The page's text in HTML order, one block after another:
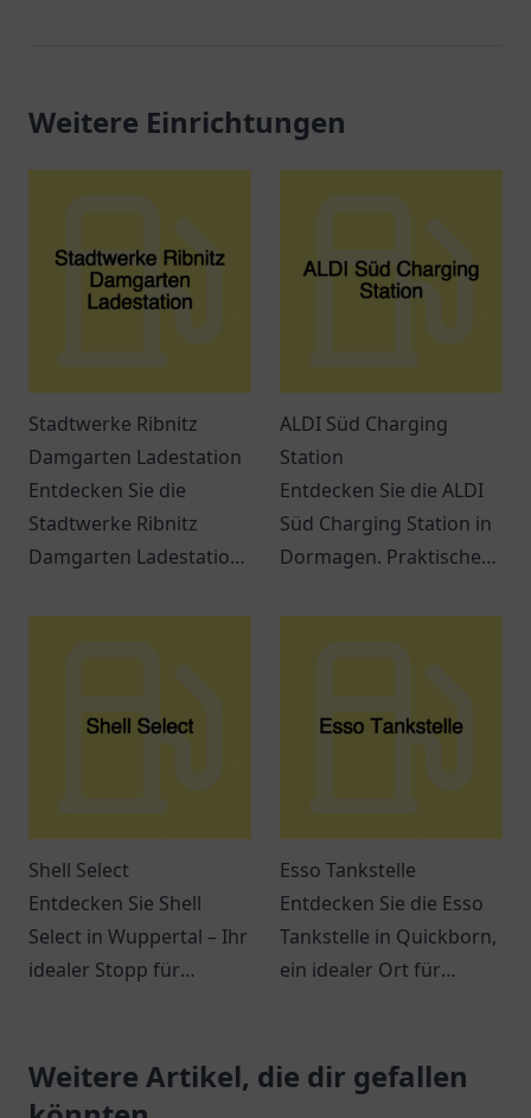
Weitere Einrichtungen
Stadtwerke Ribnitz
Damgarten Ladestation
Entdecken Sie die
Stadtwerke Ribnitz
Damgarten Ladestation
benutzerfreundliche
Ribnitz-Damgarten.
ALDI Süd Charging
Station
Entdecken Sie die ALDI
Süd Charging Station in
Dormagen. Praktische
Elektrofahrzeuge und
erwarten Sie.
Shell Select
Entdecken Sie Shell
Select in Wuppertal – Ihr
idealer Stopp für
Erkundung der
Umgebung.
Esso Tankstelle
Entdecken Sie die Esso
Tankstelle in Quickborn,
ein idealer Ort für
Freundlicher Service
erwartet Sie!
Weitere Artikel, die dir gefallen